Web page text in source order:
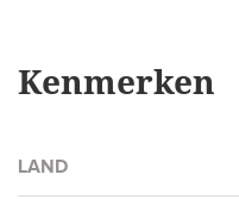
Kenmerken
LAND